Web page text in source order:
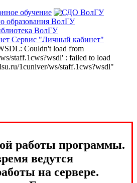
обучение
образования ВолГУ
ВолГУ
Сервис "Личный кабинет"
Couldn't load from
staff.1cws?wsdl' : failed to load
1cuniver/ws/staff.1cws?wsdl"
работы программы.
ведутся
на сервере.